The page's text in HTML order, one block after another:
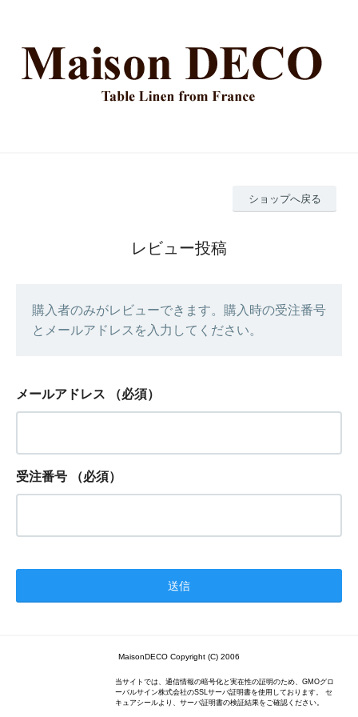
ショップへ戻る
レビュー投稿
購入者のみがレビューできます。購入時の受注番号
とメールアドレスを入力してください。
メールアドレス （必須）
受注番号 （必須）
MaisonDECO Copyright (C) 2006
当サイトでは、通信情報の暗号化と実在性の証明のため、GMOグロ
ーバルサイン株式会社のSSLサーバ証明書を使用しております。 セ
キュアシールより、サーバ証明書の検証結果をご確認ください。